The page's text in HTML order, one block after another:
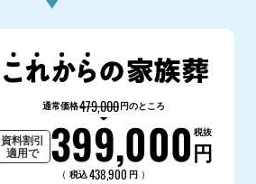
通常価格479,000円のところ
資料割引
適用で
399,000円
税抜
（ 税込438,900 円 ）